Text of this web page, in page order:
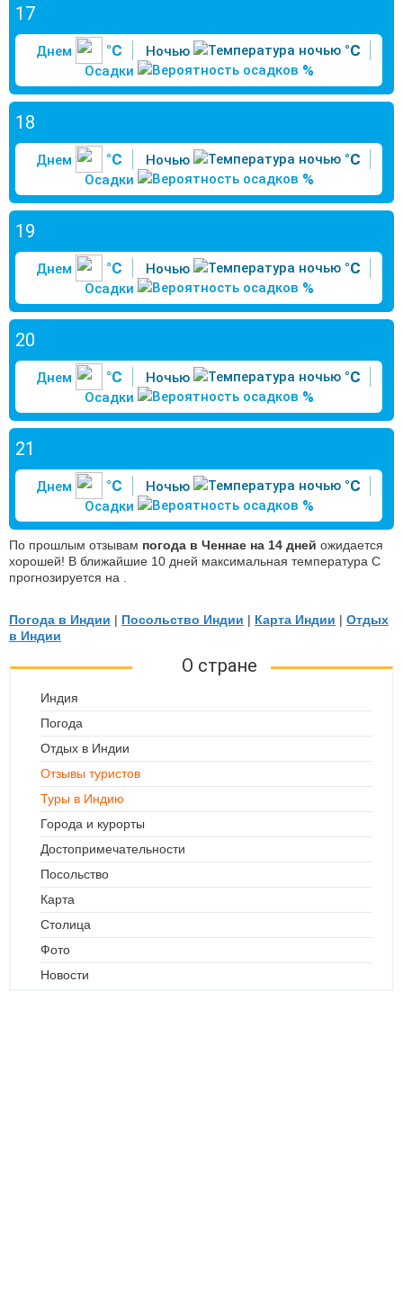
17
Днем °C Ночью °C
Осадки %
18
Днем °C Ночью °C
Осадки %
19
Днем °C Ночью °C
Осадки %
20
Днем °C Ночью °C
Осадки %
21
Днем °C Ночью °C
Осадки %
По прошлым отзывам погода в Ченнае на 14 дней ожидается
хорошей! В ближайшие 10 дней максимальная температура С
прогнозируется на .
Погода в Индии | Посольство Индии | Карта Индии | Отдых
в Индии
О стране
Индия
Погода
Отдых в Индии
Отзывы туристов
Туры в Индию
Города и курорты
Достопримечательности
Посольство
Карта
Столица
Фото
Новости